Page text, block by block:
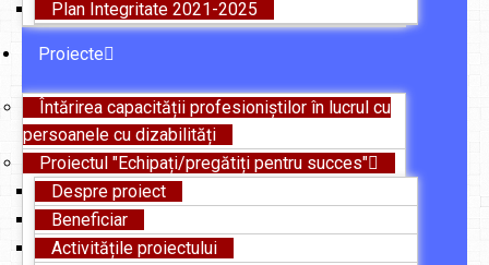
Plan Integritate 2021-2025
Proiecte
Întărirea capacității profesioniștilor în lucrul cu
persoanele cu dizabilități
Proiectul "Echipați/pregătiți pentru succes"
Despre proiect
Beneficiar
Activitățile proiectului